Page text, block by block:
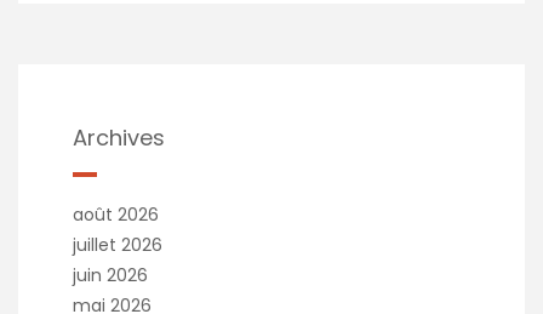
Archives
août 2026
juillet 2026
juin 2026
mai 2026